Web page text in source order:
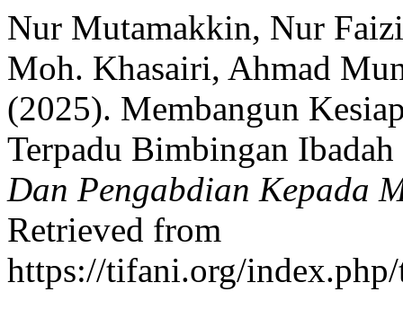
Nur Mutamakkin, Nur
Moh. Khasairi, Ahmad
(2025). Membangun
Terpadu Bimbingan
Dan Pengabdian Kepada
Retrieved from
https://tifani.org/